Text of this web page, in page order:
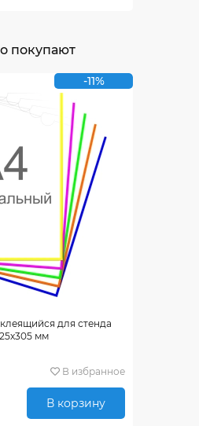
покупают
-11%
для стенда
мм
В избранное
В корзину